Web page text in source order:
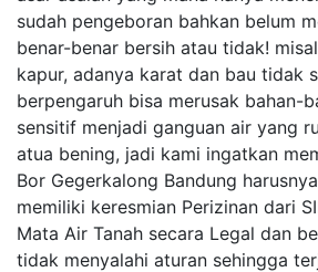
sudah pengeboran bahkan belum
benar-benar bersih atau tidak!
kapur, adanya karat dan bau tidak
berpengaruh bisa merusak bahan-
sensitif menjadi ganguan air yang
atua bening, jadi kami ingatkan
Bor Gegerkalong Bandung
memiliki keresmian Perizinan dari
Mata Air Tanah secara Legal dan
tidak menyalahi aturan sehingga